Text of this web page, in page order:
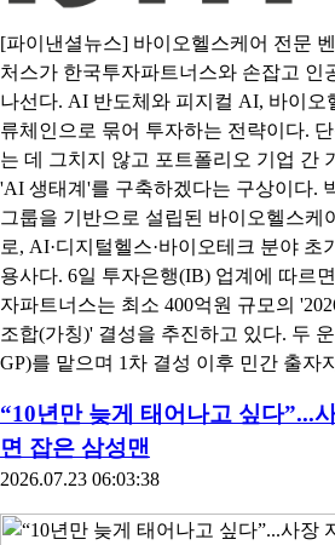
[파이낸셜뉴스] 바이오헬스케어 전문
처스가 한국투자파트너스와 손잡고 인
나선다. AI 반도체와 피지컬 AI, 바이오
류체인으로 묶어 투자하는 전략이다.
는 데 그치지 않고 포트폴리오 기업 간
'AI 생태계'를 구축하겠다는 구상이다.
그룹을 기반으로 설립된 바이오헬스케
로, AI·디지털헬스·바이오테크 분야 초
용사다. 6일 투자은행(IB) 업계에 따르
자파트너스는 최소 400억원 규모의
조합(가칭)' 결성을 추진하고 있다. 두
GP)를 맡으며 1차 결성 이후 민간 출자
“10년만 늦게 태어나고 싶다”...
면 잡은 삼성맨
2026.07.23 06:03:38